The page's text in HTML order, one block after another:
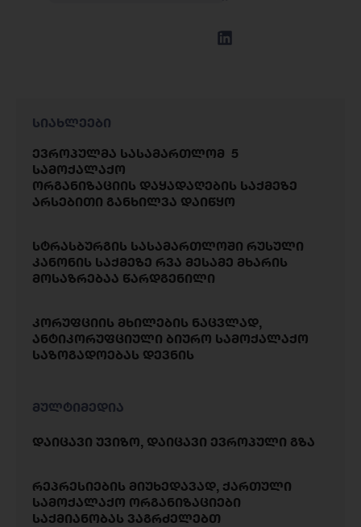
სიახლეები
ევროპულმა სასამართლომ 5
სამოქალაქო
ორგანიზაციის დაყადაღების საქმეზე
არსებითი განხილვა დაიწყო
სტრასბურგის სასამართლოში რუსული
კანონის საქმეზე რვა მესამე მხარის
მოსაზრებაა წარდგენილი
კორუფციის მხილების ნაცვლად,
ანტიკორუფციული ბიურო სამოქალაქო
საზოგადოებას დევნის
მულტიმედია
დაიცავი უვიზო, დაიცავი ევროპული გზა
რეპრესიების მიუხედავად, ქართული
სამოქალაქო ორგანიზაციები
საქმიანობას ვაგრძელებთ